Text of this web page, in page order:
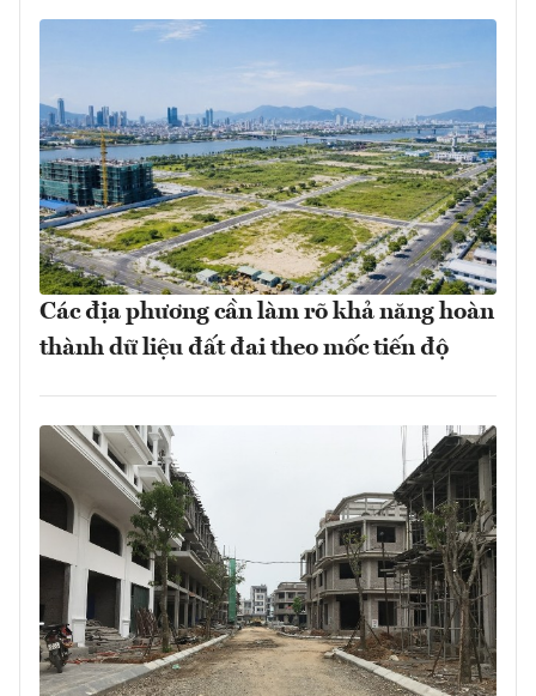
Các địa phương cần làm rõ khả năng hoàn
thành dữ liệu đất đai theo mốc tiến độ